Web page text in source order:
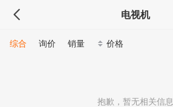
电视机
综合 询价 销量 价格
抱歉，暂无相关信息